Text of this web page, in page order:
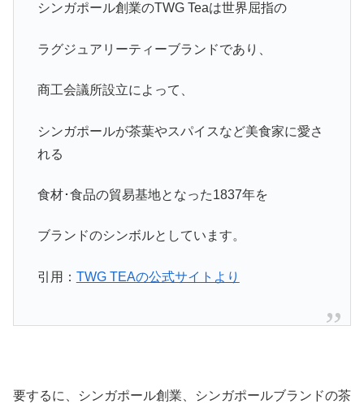
シンガポール創業のTWG Teaは世界屈指の
ラグジュアリーティーブランドであり、
商工会議所設立によって、
シンガポールが茶葉やスパイスなど美食家に愛さ
れる
食材･食品の貿易基地となった1837年を
ブランドのシンボルとしています。
引用： TWG TEAの公式サイトより
要するに、シンガポール創業、シンガポールブランドの茶